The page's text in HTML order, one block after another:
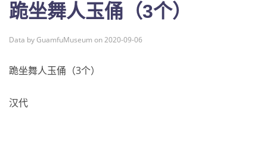
跪坐舞人玉俑（3个）
Data by GuamfuMuseum on 2020-09-06
跪坐舞人玉俑（3个）
汉代